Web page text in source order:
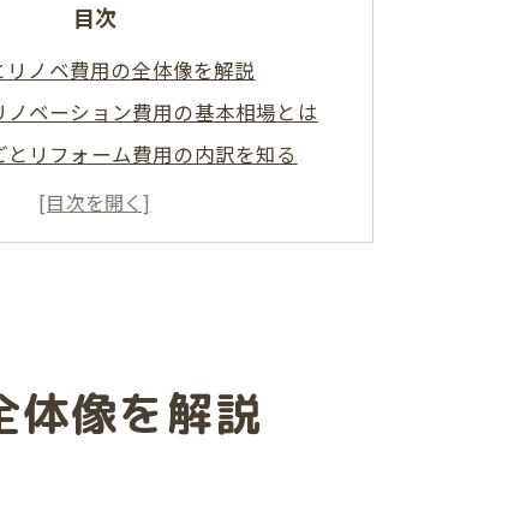
目次
ノベ費用の全体像を解説
ノベーション費用の基本相場とは
とリフォーム費用の内訳を知る
ルリノベ費用と平均額の違い
ォーム費用30坪の費用感を解説
更や水回り更新の費用目安
体像を解説